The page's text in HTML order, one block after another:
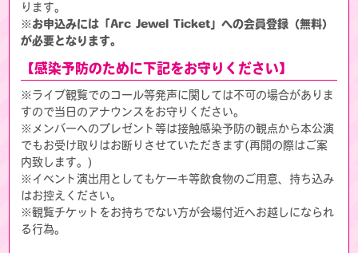
ります。
※お申込みには「Arc Jewel Ticket」への会員登録（無料）
が必要となります。
【感染予防のために下記をお守りください】
※ライブ観覧でのコール等発声に関しては不可の場合がありま
すので当日のアナウンスをお守りください。
※メンバーへのプレゼント等は接触感染予防の観点から本公演
でもお受け取りはお断りさせていただきます(再開の際はご案
内致します。)
※イベント演出用としてもケーキ等飲食物のご用意、持ち込み
はお控えください。
※観覧チケットをお持ちでない方が会場付近へお越しになられ
る行為。